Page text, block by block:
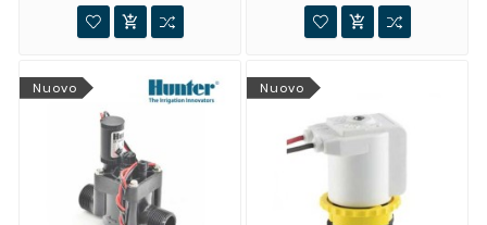
 
Nuovo Nuovo